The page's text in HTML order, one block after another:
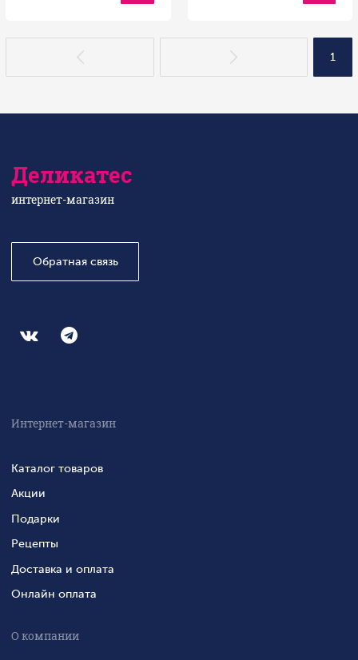
1
Деликатес
интернет-магазин
Обратная связь
Интернет-магазин
Каталог товаров
Акции
Подарки
Рецепты
Доставка и оплата
Онлайн оплата
О компании